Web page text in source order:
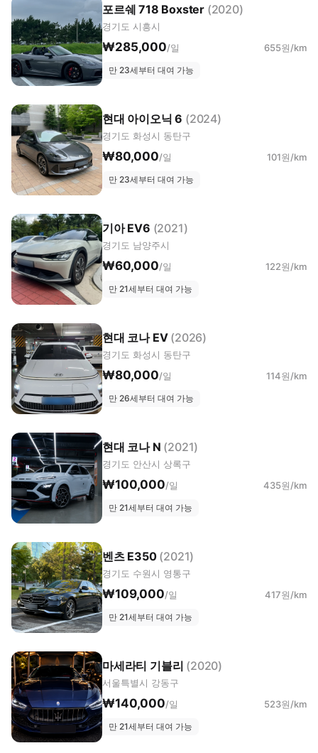
포르쉐 718 Boxster (2020)
경기도 시흥시
₩285,000/일 655원/km
만 23세부터 대여 가능
현대 아이오닉 6 (2024)
경기도 화성시 동탄구
₩80,000/일 101원/km
만 23세부터 대여 가능
기아 EV6 (2021)
경기도 남양주시
₩60,000/일 122원/km
만 21세부터 대여 가능
현대 코나 EV(2026)
경기도 화성시 동탄구
₩80,000/일 114원/km
만 26세부터 대여 가능
현대 코나 N (2021)
경기도 안산시 상록구
₩100,000/일 435원/km
만 21세부터 대여 가능
벤츠 E350(2021)
경기도 수원시 영통구
₩109,000/일 417원/km
만 21세부터 대여 가능
마세라티 기블리 (2020)
서울특별시 강동구
₩140,000/일 523원/km
만 21세부터 대여 가능